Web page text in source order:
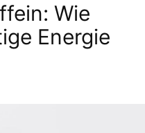
Wie
Energie